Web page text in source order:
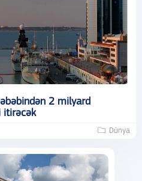
2 milyard
itirəcək
Dünya